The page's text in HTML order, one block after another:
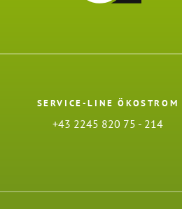
SERVICE-LINE ÖKOSTROM
+43 2245 820 75 - 214